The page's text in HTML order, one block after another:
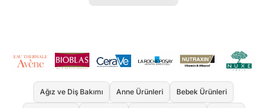
Ağız ve Diş Bakımı Anne Ürünleri Bebek Ürünleri